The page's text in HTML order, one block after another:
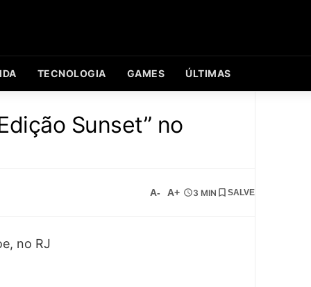
TECNOLOGIA GAMES ÚLTIMAS
Sunset” no
A- A+ 3 MIN SALVE